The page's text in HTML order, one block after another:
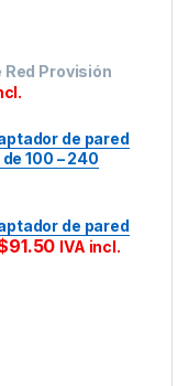
Red Provisión
de pared
100 – 240
de pared
91.50 IVA incl.